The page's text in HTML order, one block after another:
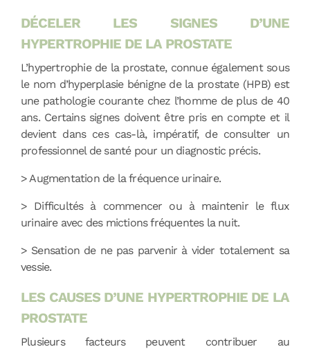
DÉCELER LES SIGNES D’UNE
HYPERTROPHIE DE LA PROSTATE
L’hypertrophie de la prostate, connue également sous
le nom d’hyperplasie bénigne de la prostate (HPB) est
une pathologie courante chez l’homme de plus de 40
ans. Certains signes doivent être pris en compte et il
devient dans ces cas-là, impératif, de consulter un
professionnel de santé pour un diagnostic précis.
> Augmentation de la fréquence urinaire.
> Difficultés à commencer ou à maintenir le flux
urinaire avec des mictions fréquentes la nuit.
> Sensation de ne pas parvenir à vider totalement sa
vessie.
LES CAUSES D’UNE HYPERTROPHIE DE LA
PROSTATE
Plusieurs facteurs peuvent contribuer au